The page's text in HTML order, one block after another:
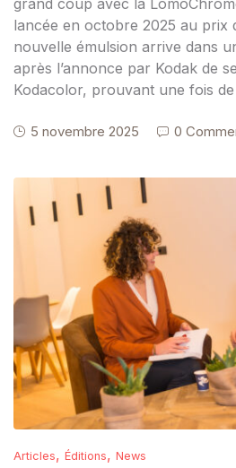
lancée en octobre 2025 au prix
nouvelle émulsion arrive dans
après l’annonce par Kodak de
Kodacolor, prouvant une fois
5 novembre 2025 0
Articles, Éditions, News